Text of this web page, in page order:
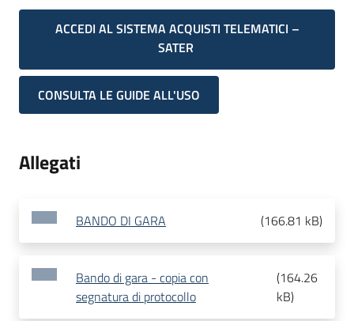
ACCEDI AL SISTEMA ACQUISTI TELEMATICI –
SATER
CONSULTA LE GUIDE ALL'USO
Allegati
BANDO DI GARA (166.81 kB)
Bando di gara - copia con
segnatura di protocollo
(164.26
kB)